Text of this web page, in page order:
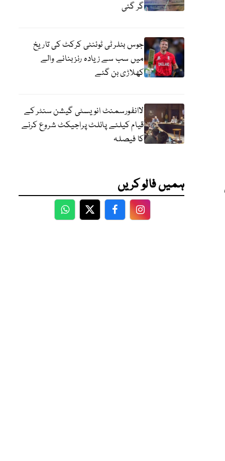
گر گئی
جوس بٹلر ٹی ٹوئنٹی کرکٹ کی تاریخ
میں سب سے زیادہ رنز بنانے والے
کھلاڑی بن گئے
لاانفورسمنٹ انویسٹی گیشن سنٹر کے
قیام کیلئے پائلٹ پراجیکٹ شروع کرنے
کا فیصلہ
ہمیں فالو کریں
WhatsApp
TwitterFacebookFacebook